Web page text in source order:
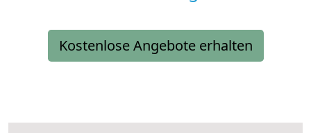
Kostenlose Angebote erhalten